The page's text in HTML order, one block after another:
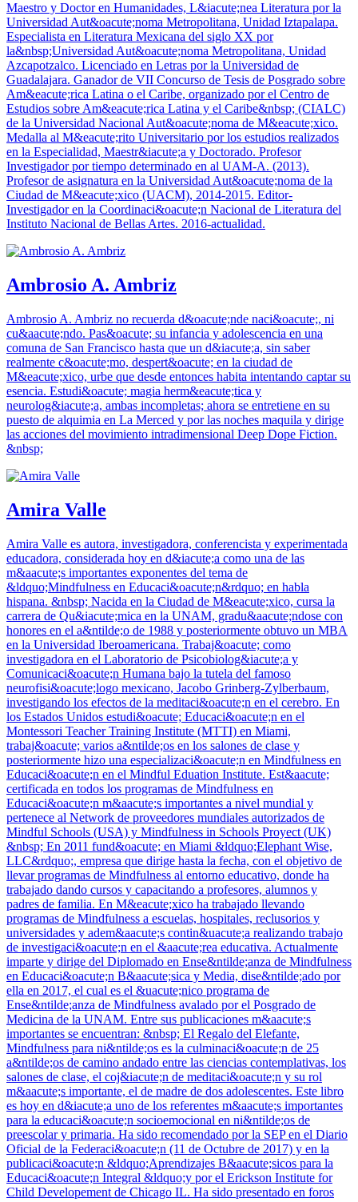
Maestro y Doctor en Humanidades, L&iacute;nea Literatura por la
Universidad Aut&oacute;noma Metropolitana, Unidad Iztapalapa.
Especialista en Literatura Mexicana del siglo XX por
la&nbsp;Universidad Aut&oacute;noma Metropolitana, Unidad
Azcapotzalco. Licenciado en Letras por la Universidad de
Guadalajara. Ganador de VII Concurso de Tesis de Posgrado sobre
Am&eacute;rica Latina o el Caribe, organizado por el Centro de
Estudios sobre Am&eacute;rica Latina y el Caribe&nbsp; (CIALC)
de la Universidad Nacional Aut&oacute;noma de M&eacute;xico.
Medalla al M&eacute;rito Universitario por los estudios realizados
en la Especialidad, Maestr&iacute;a y Doctorado. Profesor
Investigador por tiempo determinado en al UAM-A. (2013).
Profesor de asignatura en la Universidad Aut&oacute;noma de la
Ciudad de M&eacute;xico (UACM), 2014-2015. Editor-
Investigador en la Coordinaci&oacute;n Nacional de Literatura del
Instituto Nacional de Bellas Artes. 2016-actualidad.
Ambrosio A. Ambriz
Ambrosio A. Ambriz no recuerda d&oacute;nde naci&oacute;, ni
cu&aacute;ndo. Pas&oacute; su infancia y adolescencia en una
comuna de San Francisco hasta que un d&iacute;a, sin saber
realmente c&oacute;mo, despert&oacute; en la ciudad de
M&eacute;xico, urbe que desde entonces habita intentando captar su
esencia. Estudi&oacute; magia herm&eacute;tica y
neurolog&iacute;a, ambas incompletas; ahora se entretiene en su
puesto de alquimia en La Merced y por las noches maquila y dirige
las acciones del movimiento intradimensional Deep Dope Fiction.
&nbsp;
Amira Valle
Amira Valle es autora, investigadora, conferencista y experimentada
educadora, considerada hoy en d&iacute;a como una de las
m&aacute;s importantes exponentes del tema de
&ldquo;Mindfulness en Educaci&oacute;n&rdquo; en habla
hispana. &nbsp; Nacida en la Ciudad de M&eacute;xico, cursa la
carrera de Qu&iacute;mica en la UNAM, gradu&aacute;ndose con
honores en el a&ntilde;o de 1988 y posteriormente obtuvo un MBA
en la Universidad Iberoamericana. Trabaj&oacute; como
investigadora en el Laboratorio de Psicobiolog&iacute;a y
Comunicaci&oacute;n Humana bajo la tutela del famoso
neurofisi&oacute;logo mexicano, Jacobo Grinberg-Zylberbaum,
investigando los efectos de la meditaci&oacute;n en el cerebro. En
los Estados Unidos estudi&oacute; Educaci&oacute;n en el
Montessori Teacher Training Institute (MTTI) en Miami,
trabaj&oacute; varios a&ntilde;os en los salones de clase y
posteriormente hizo una especializaci&oacute;n en Mindfulness en
Educaci&oacute;n en el Mindful Eduation Institute. Est&aacute;
certificada en todos los programas de Mindfulness en
Educaci&oacute;n m&aacute;s importantes a nivel mundial y
pertenece al Network de proveedores mundiales autorizados de
Mindful Schools (USA) y Mindfulness in Schools Proyect (UK)
&nbsp; En 2011 fund&oacute; en Miami &ldquo;Elephant Wise,
LLC&rdquo;, empresa que dirige hasta la fecha, con el objetivo de
llevar programas de Mindfulness al entorno educativo, donde ha
trabajado dando cursos y capacitando a profesores, alumnos y
padres de familia. En M&eacute;xico ha trabajado llevando
programas de Mindfulness a escuelas, hospitales, reclusorios y
universidades y adem&aacute;s contin&uacute;a realizando trabajo
de investigaci&oacute;n en el &aacute;rea educativa. Actualmente
imparte y dirige del Diplomado en Ense&ntilde;anza de Mindfulness
en Educaci&oacute;n B&aacute;sica y Media, dise&ntilde;ado por
ella en 2017, el cual es el &uacute;nico programa de
Ense&ntilde;anza de Mindfulness avalado por el Posgrado de
Medicina de la UNAM. Entre sus publicaciones m&aacute;s
importantes se encuentran: &nbsp; El Regalo del Elefante,
Mindfulness para ni&ntilde;os es la culminaci&oacute;n de 25
a&ntilde;os de camino andado entre las ciencias contemplativas, los
salones de clase, el coj&iacute;n de meditaci&oacute;n y su rol
m&aacute;s importante, el de madre de dos adolescentes. Este libro
es hoy en d&iacute;a uno de los referentes m&aacute;s importantes
para la educaci&oacute;n socioemocional en ni&ntilde;os de
preescolar y primaria. Ha sido recomendado por la SEP en el Diario
Oficial de la Federaci&oacute;n (11 de Octubre de 2017) y en la
publicaci&oacute;n &ldquo;Aprendizajes B&aacute;sicos para la
Educaci&oacute;n Integral &ldquo;y por el Erickson Institute for
Child Developement de Chicago IL. Ha sido presentado en foros